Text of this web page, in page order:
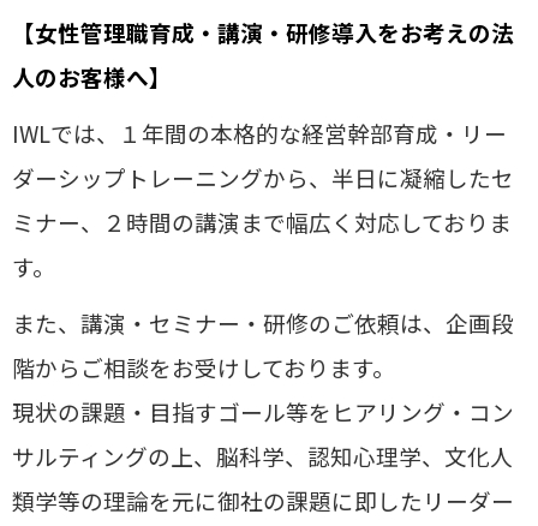
【女性管理職育成・講演・研修導入をお考えの法
人のお客様へ】
IWLでは、１年間の本格的な経営幹部育成・リー
ダーシップトレーニングから、半日に凝縮したセ
ミナー、２時間の講演まで幅広く対応しておりま
す。
また、講演・セミナー・研修のご依頼は、企画段
階からご相談をお受けしております。
現状の課題・目指すゴール等をヒアリング・コン
サルティングの上、 脳科学、認知心理学、文化人
類学等の理論を元に御社の課題に即したリーダー